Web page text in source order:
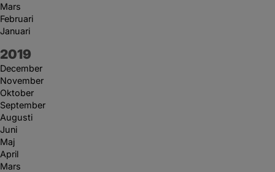
Mars
Februari
Januari
År:
2019
December
November
Oktober
September
Augusti
Juni
Maj
April
Mars